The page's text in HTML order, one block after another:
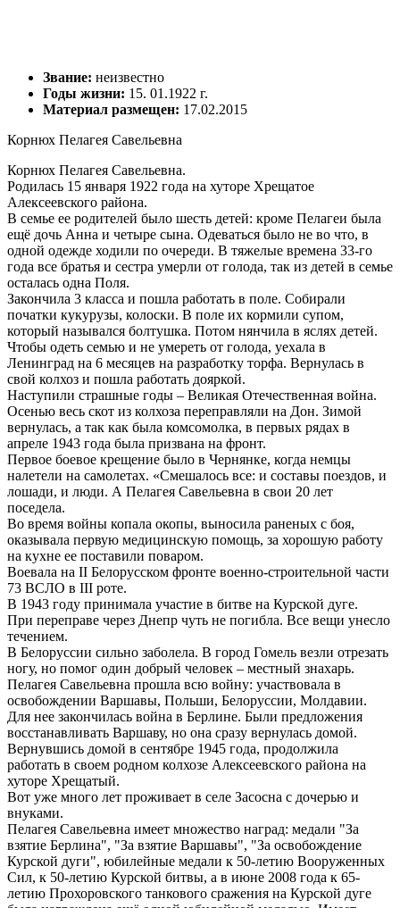
Звание: неизвестно
Годы жизни: 15. 01.1922 г.
Материал размещен: 17.02.2015
Корнюх Пелагея Савельевна
Корнюх Пелагея Савельевна.
Родилась 15 января 1922 года на хуторе Хрещатое
Алексеевского района.
В семье ее родителей было шесть детей: кроме Пелагеи была
ещё дочь Анна и четыре сына. Одеваться было не во что, в
одной одежде ходили по очереди. В тяжелые времена 33-го
года все братья и сестра умерли от голода, так из детей в семье
осталась одна Поля.
Закончила 3 класса и пошла работать в поле. Собирали
початки кукурузы, колоски. В поле их кормили супом,
который назывался болтушка. Потом нянчила в яслях детей.
Чтобы одеть семью и не умереть от голода, уехала в
Ленинград на 6 месяцев на разработку торфа. Вернулась в
свой колхоз и пошла работать дояркой.
Наступили страшные годы – Великая Отечественная война.
Осенью весь скот из колхоза переправляли на Дон. Зимой
вернулась, а так как была комсомолка, в первых рядах в
апреле 1943 года была призвана на фронт.
Первое боевое крещение было в Чернянке, когда немцы
налетели на самолетах. «Смешалось все: и составы поездов, и
лошади, и люди. А Пелагея Савельевна в свои 20 лет
поседела.
Во время войны копала окопы, выносила раненых с боя,
оказывала первую медицинскую помощь, за хорошую работу
на кухне ее поставили поваром.
Воевала на II Белорусском фронте военно-строительной части
73 ВСЛО в III роте.
В 1943 году принимала участие в битве на Курской дуге.
При переправе через Днепр чуть не погибла. Все вещи унесло
течением.
В Белоруссии сильно заболела. В город Гомель везли отрезать
ногу, но помог один добрый человек – местный знахарь.
Пелагея Савельевна прошла всю войну: участвовала в
освобождении Варшавы, Польши, Белоруссии, Молдавии.
Для нее закончилась война в Берлине. Были предложения
восстанавливать Варшаву, но она сразу вернулась домой.
Вернувшись домой в сентябре 1945 года, продолжила
работать в своем родном колхозе Алексеевского района на
хуторе Хрещатый.
Вот уже много лет проживает в селе Засосна с дочерью и
внуками.
Пелагея Савельевна имеет множество наград: медали "За
взятие Берлина", "За взятие Варшавы", "За освобождение
Курской дуги", юбилейные медали к 50-летию Вооруженных
Сил, к 50-летию Курской битвы, а в июне 2008 года к 65-
летию Прохоровского танкового сражения на Курской дуге